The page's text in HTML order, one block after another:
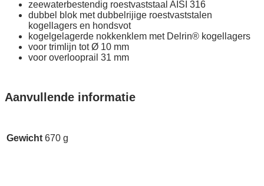
zeewaterbestendig roestvaststaal AISI 316
dubbel blok met dubbelrijige roestvaststalen
kogellagers en hondsvot
kogelgelagerde nokkenklem met Delrin® kogellagers
voor trimlijn tot Ø 10 mm
voor overlooprail 31 mm
Aanvullende informatie
Gewicht 670 g